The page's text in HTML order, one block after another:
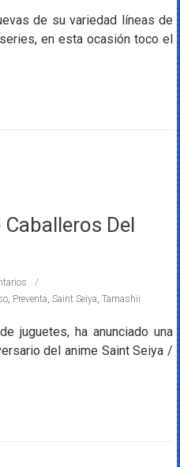
de su variedad líneas de
en esta ocasión toco el
Del
, Preventa, Saint Seiya, Tamashii
juguetes, ha anunciado una
del anime Saint Seiya /